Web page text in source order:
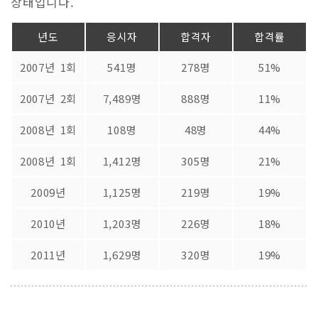
년도 응시자 합격자 합격률
2007년 1회 541명 278명 51%
2007년 2회 7,489명 888명 11%
2008년 1회 108명 48명 44%
2008년 1회 1,412명 305명 21%
2009년 1,125명 219명 19%
2010년 1,203명 226명 18%
2011년 1,629명 320명 19%